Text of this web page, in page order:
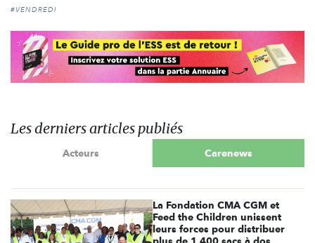
#VENDREDI
Les derniers articles publiés
Acteurs Carenews
La Fondation CMA CGM et
Feed the Children unissent
leurs forces pour distribuer